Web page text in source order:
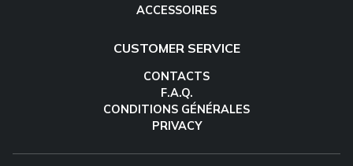
ACCESSOIRES
CUSTOMER SERVICE
CONTACTS
F.A.Q.
CONDITIONS GÉNÉRALES
PRIVACY